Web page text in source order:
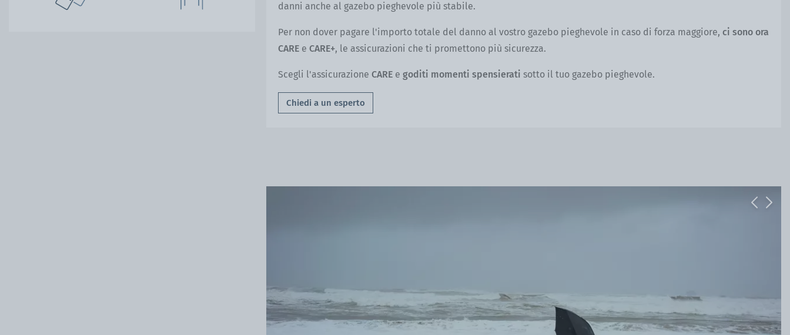
danni anche al gazebo pieghevole più stabile.
Per non dover pagare l'importo totale del danno al vostro gazebo pieghevole in caso di forza maggiore, ci sono ora
CARE e CARE+, le assicurazioni che ti promettono più sicurezza.
Scegli l'assicurazione CARE e goditi momenti spensierati sotto il tuo gazebo pieghevole.
Chiedi a un esperto
Previous
Next